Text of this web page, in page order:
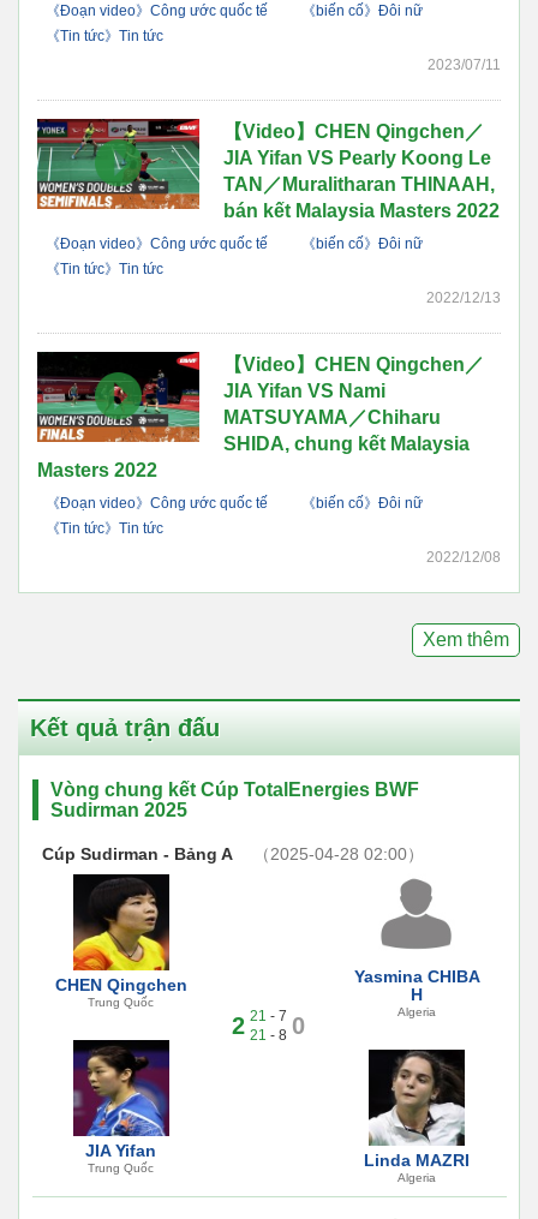
《Đoạn video》Công ước quốc tế
《biến cố》Đôi nữ
《Tin tức》Tin tức
2023/07/11
【Video】CHEN Qingchen／
JIA Yifan VS Pearly Koong Le
TAN／Muralitharan THINAAH,
bán kết Malaysia Masters 2022
《Đoạn video》Công ước quốc tế
《biến cố》Đôi nữ
《Tin tức》Tin tức
2022/12/13
【Video】CHEN Qingchen／
JIA Yifan VS Nami
MATSUYAMA／Chiharu
SHIDA, chung kết Malaysia
Masters 2022
《Đoạn video》Công ước quốc tế
《biến cố》Đôi nữ
《Tin tức》Tin tức
2022/12/08
Xem thêm
Kết quả trận đấu
Vòng chung kết Cúp TotalEnergies BWF
Sudirman 2025
Cúp Sudirman - Bảng A （2025-04-28 02:00）
CHEN Qingchen
Trung Quốc
JIA Yifan
Trung Quốc
2 21 - 7
21 - 8 0
Yasmina CHIBA
H
Algeria
Linda MAZRI
Algeria